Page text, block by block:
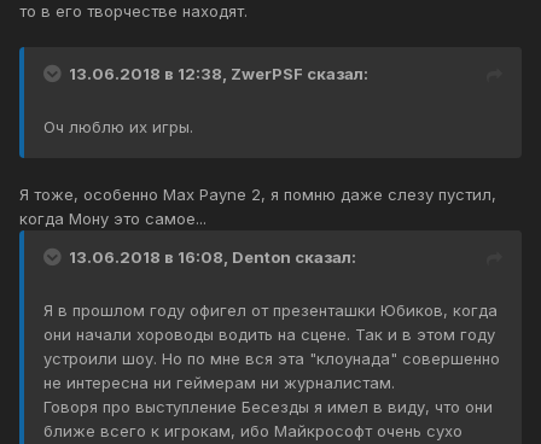
то в его творчестве находят.
13.06.2018 в 12:38, ZwerPSF сказал:
Оч люблю их игры.
Я тоже, особенно Max Payne 2, я помню даже слезу пустил,
когда Мону это самое...
13.06.2018 в 16:08, Denton сказал:
Я в прошлом году офигел от презенташки Юбиков, когда
они начали хороводы водить на сцене. Так и в этом году
устроили шоу. Но по мне вся эта "клоунада" совершенно
не интересна ни геймерам ни журналистам.
Говоря про выступление Бесезды я имел в виду, что они
ближе всего к игрокам, ибо Майкрософт очень сухо